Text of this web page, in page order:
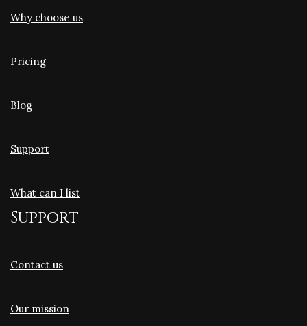
Why choose us
Pricing
Blog
Support
What can I list
Support
Contact us
Our mission